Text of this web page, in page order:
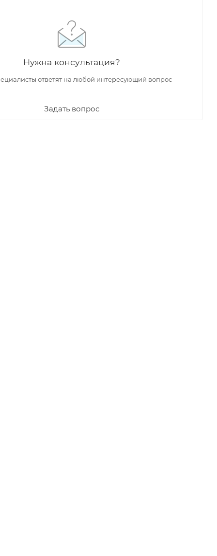
Нужна консультация?
ответят на любой интересующий вопрос
Задать вопрос